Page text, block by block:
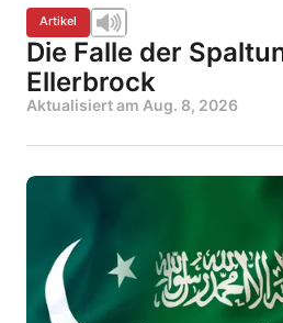
Artikel
Die Falle der
Ellerbrock
Aktualisiert am Aug. 8, 2026